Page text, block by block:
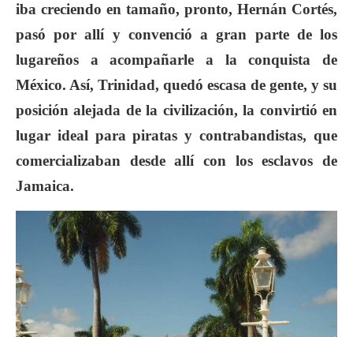
iba creciendo en tamaño, pronto, Hernán Cortés,
pasó por allí y convenció a gran parte de los
lugareños a acompañarle a la conquista de
México. Así, Trinidad, quedó escasa de gente, y su
posición alejada de la civilización, la convirtió en
lugar ideal para piratas y contrabandistas, que
comercializaban desde allí con los esclavos de
Jamaica.